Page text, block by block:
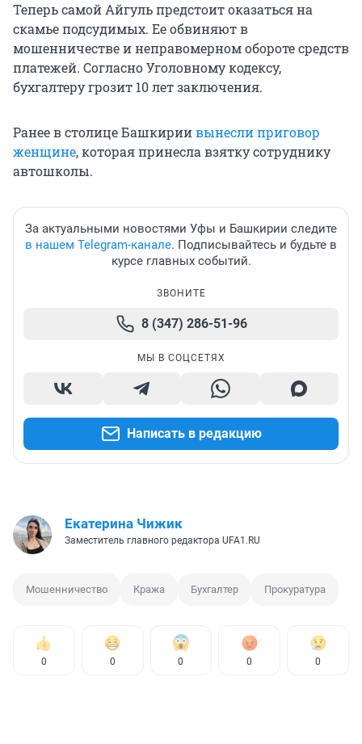
Теперь самой Айгуль предстоит оказаться на
скамье подсудимых. Ее обвиняют в
мошенничестве и неправомерном обороте средств
платежей. Согласно Уголовному кодексу,
бухгалтеру грозит 10 лет заключения.
Ранее в столице Башкириивынесли приговор
женщине, которая принесла взятку сотруднику
автошколы.
За актуальными новостями Уфы и Башкирии следите
в нашем Telegram-канале. Подписывайтесь и будьте в
курсе главных событий.
ЗВОНИТЕ
8 (347) 286-51-96
МЫ В СОЦСЕТЯХ
Написать в редакцию
Екатерина Чижик
Заместитель главного редактора UFA1.RU
Мошенничество Кража Бухгалтер Прокуратура
0 0 0 0 0